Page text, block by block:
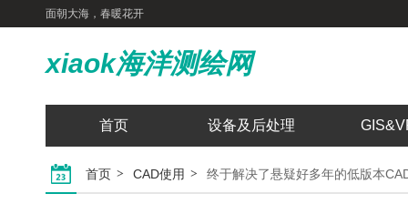
面朝大海，春暖花开
xiaok海洋测绘网
首页 设备及后处理
首页 CAD使用 终于解决了悬疑好多年的低版本